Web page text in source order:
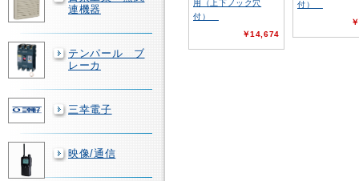
連機器
テンパール ブ
レーカ
三幸電子
映像/通信
用（上下ノック穴
付）
￥14,674
付）